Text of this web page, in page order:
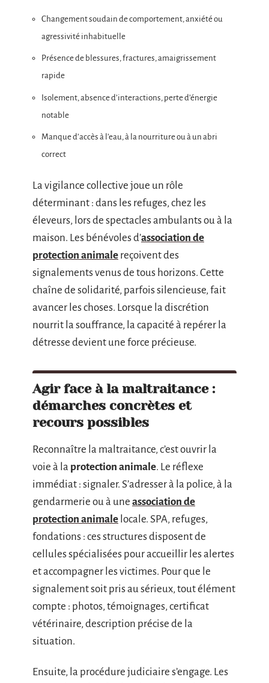
Changement soudain de comportement, anxiété ou
agressivité inhabituelle
Présence de blessures, fractures, amaigrissement
rapide
Isolement, absence d’interactions, perte d’énergie
notable
Manque d’accès à l’eau, à la nourriture ou à un abri
correct
La vigilance collective joue un rôle
déterminant : dans les refuges, chez les
éleveurs, lors de spectacles ambulants ou à la
maison. Les bénévoles d’association de
protection animale reçoivent des
signalements venus de tous horizons. Cette
chaîne de solidarité, parfois silencieuse, fait
avancer les choses. Lorsque la discrétion
nourrit la souffrance, la capacité à repérer la
détresse devient une force précieuse.
Agir face à la maltraitance :
démarches concrètes et
recours possibles
Reconnaître la maltraitance, c’est ouvrir la
voie à la protection animale. Le réflexe
immédiat : signaler. S’adresser à la police, à la
gendarmerie ou à une association de
protection animale locale. SPA, refuges,
fondations : ces structures disposent de
cellules spécialisées pour accueillir les alertes
et accompagner les victimes. Pour que le
signalement soit pris au sérieux, tout élément
compte : photos, témoignages, certificat
vétérinaire, description précise de la
situation.
Ensuite, la procédure judiciaire s’engage. Les